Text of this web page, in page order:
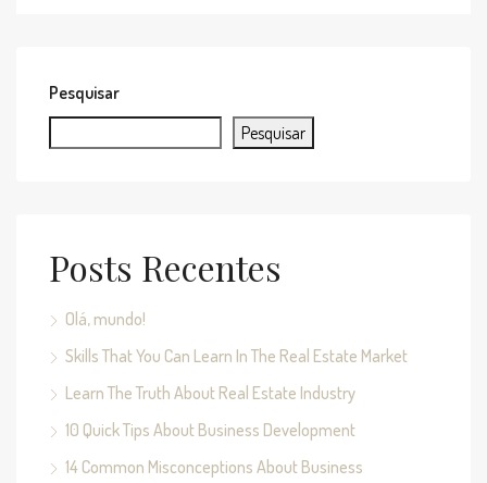
Pesquisar
Pesquisar
Posts Recentes
Olá, mundo!
Skills That You Can Learn In The Real Estate Market
Learn The Truth About Real Estate Industry
10 Quick Tips About Business Development
14 Common Misconceptions About Business